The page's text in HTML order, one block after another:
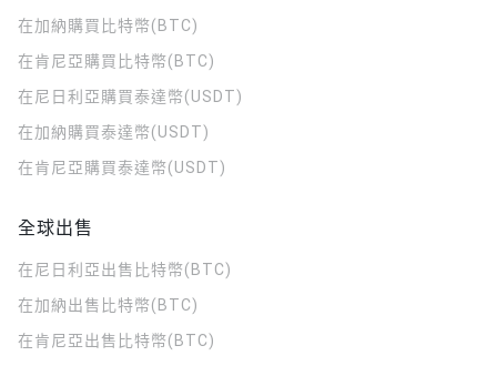
在加納購買比特幣(BTC)
在肯尼亞購買比特幣(BTC)
在尼日利亞購買泰達幣(USDT)
在加納購買泰達幣(USDT)
在肯尼亞購買泰達幣(USDT)
全球出售
在尼日利亞出售比特幣(BTC)
在加納出售比特幣(BTC)
在肯尼亞出售比特幣(BTC)